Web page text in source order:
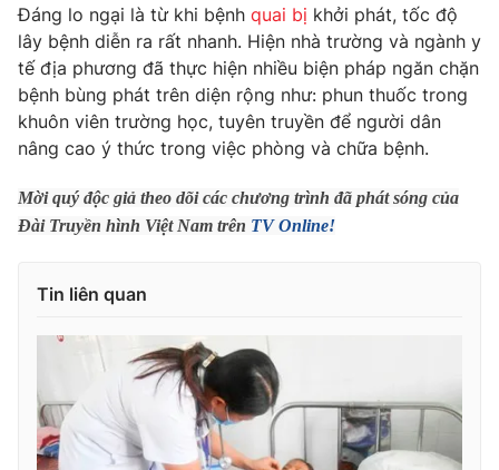
Tin tức
Thế giới đó đây
Câu chuyện quốc tế
Kinh tế
Tài chính
Thị trường
Dữ liệu và đời sống
Phim VTV
Giải sao mai
Giải trí
Điện ảnh
Âm nhạc
Đời sống
Làm đẹp
Chất lượng cuộc sống
Tuyển sinh
Học trực tuyến
Công nghệ
Đáng lo ngại là từ khi bệnh quai bị khởi phát, tốc độ
lây bệnh diễn ra rất nhanh. Hiện nhà trường và ngành y
tế địa phương đã thực hiện nhiều biện pháp ngăn chặn
bệnh bùng phát trên diện rộng như: phun thuốc trong
khuôn viên trường học, tuyên truyền để người dân
nâng cao ý thức trong việc phòng và chữa bệnh.
Mời quý độc giả theo dõi các chương trình đã phát sóng của
Đài Truyền hình Việt Nam trên TV Online!
Tin liên quan